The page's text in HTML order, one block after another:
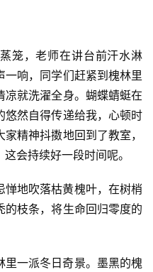
笼，老师在讲台前汗水淋
一响，同学们赶紧到槐林里
就洗濯全身。蝴蝶蜻蜓在
悠然自得传递给我，心顿时
精神抖擞地回到了教室，
会持续好一段时间呢。
地吹落枯黄槐叶，在树梢
的枝条，将生命回归零度的
一派冬日奇景。墨黑的槐